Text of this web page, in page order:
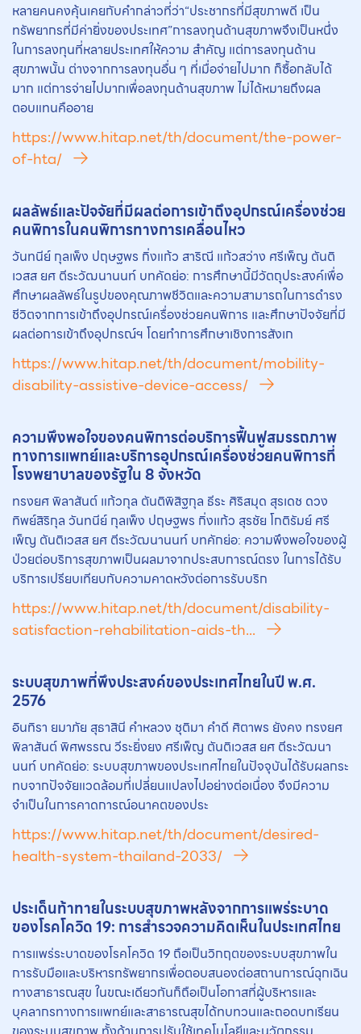
หลายคนคงคุ้นเคยกับคำกล่าวที่ว่า“ประชากรที่มีสุขภาพดี เป็น
ทรัพยากรที่มีค่ายิ่งของประเทศ”การลงทุนด้านสุขภาพจึงเป็นหนึ่ง
ในการลงทุนที่หลายประเทศให้ความ สำคัญ แต่การลงทุนด้าน
สุขภาพนั้น ต่างจากการลงทุนอื่น ๆ ที่เมื่อจ่ายไปมาก ก็ซื้อกลับได้
มาก แต่การจ่ายไปมากเพื่อลงทุนด้านสุขภาพ ไม่ได้หมายถึงผล
ตอบแทนคืออาย
https://www.hitap.net/th/document/the-power-
of-hta/
ผลลัพธ์และปัจจัยที่มีผลต่อการเข้าถึงอุปกรณ์เครื่องช่วย
คนพิการในคนพิการทางการเคลื่อนไหว
วันทนีย์ กุลเพ็ง ปฤษฐพร กิ่งแก้ว สาริณี แก้วสว่าง ศรีเพ็ญ ตันติ
เวสส ยศ ตีระวัฒนานนท์ บทคัดย่อ: การศึกษานี้มีวัตถุประสงค์เพื่อ
ศึกษาผลลัพธ์ในรูปของคุณภาพชีวิตและความสามารถในการดำรง
ชีวิตจากการเข้าถึงอุปกรณ์เครื่องช่วยคนพิการ และศึกษาปัจจัยที่มี
ผลต่อการเข้าถึงอุปกรณ์ฯ โดยทำการศึกษาเชิงการสังเก
https://www.hitap.net/th/document/mobility-
disability-assistive-device-access/
ความพึงพอใจของคนพิการต่อบริการฟื้นฟูสมรรถภาพ
ทางการแพทย์และบริการอุปกรณ์เครื่องช่วยคนพิการที่
โรงพยาบาลของรัฐใน 8 จังหวัด
ทรงยศ พิลาสันต์ แก้วกุล ตันติพิสิฐกุล ธีระ ศิริสมุด สุรเดช ดวง
ทิพย์สิริกุล วันทนีย์ กุลเพ็ง ปฤษฐพร กิ่งแก้ว สุรชัย โกติรัมย์ ศรี
เพ็ญ ตันติเวสส ยศ ตีระวัฒนานนท์ บทคักย่อ: ความพึงพอใจของผู้
ป่วยต่อบริการสุขภาพเป็นผลมาจากประสบการณ์ตรง ในการได้รับ
บริการเปรียบเทียบกับความคาดหวังต่อการรับบริก
https://www.hitap.net/th/document/disability-
satisfaction-rehabilitation-aids-th...
ระบบสุขภาพที่พึงประสงค์ของประเทศไทยในปี พ.ศ.
2576
อินทิรา ยมาภัย สุธาสินี คำหลวง ชุติมา คำดี ศิตาพร ยังคง ทรงยศ
พิลาสันต์ พิศพรรณ วีระยิ่งยง ศรีเพ็ญ ตันติเวสส ยศ ตีระวัฒนา
นนท์ บทคัดย่อ: ระบบสุขภาพของประเทศไทยในปัจจุบันได้รับผลกระ
ทบจากปัจจัยแวดล้อมที่เปลี่ยนแปลงไปอย่างต่อเนื่อง จึงมีความ
จำเป็นในการคาดการณ์อนาคตของประ
https://www.hitap.net/th/document/desired-
health-system-thailand-2033/
ประเด็นท้าทายในระบบสุขภาพหลังจากการแพร่ระบาด
ของโรคโควิด 19: การสำรวจความคิดเห็นในประเทศไทย
การแพร่ระบาดของโรคโควิด 19 ถือเป็นวิกฤตของระบบสุขภาพใน
การรับมือและบริหารทรัพยากรเพื่อตอบสนองต่อสถานการณ์ฉุกเฉิน
ทางสาธารณสุข ในขณะเดียวกันก็ถือเป็นโอกาสที่ผู้บริหารและ
บุคลากรทางการแพทย์และสาธารณสุขได้ทบทวนและถอดบทเรียน